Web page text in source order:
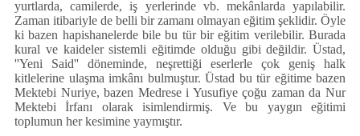
yurtlarda, camilerde, iş yerlerinde vb. mekânlarda yapılabilir.
Zaman itibariyle de belli bir zamanı olmayan eğitim şeklidir. Öyle
ki bazen hapishanelerde bile bu tür bir eğitim verilebilir. Burada
kural ve kaideler sistemli eğitimde olduğu gibi değildir. Üstad,
''Yeni Said'' döneminde, neşrettiği eserlerle çok geniş halk
kitlelerine ulaşma imkânı bulmuştur. Üstad bu tür eğitime bazen
Mektebi Nuriye, bazen Medrese i Yusufiye çoğu zaman da Nur
Mektebi İrfanı olarak isimlendirmiş. Ve bu yaygın eğitimi
toplumun her kesimine yaymıştır.